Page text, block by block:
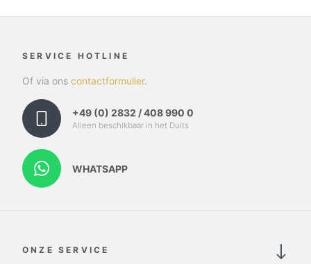
SERVICE HOTLINE
Of via ons contactformulier.
+49 (0) 2832 / 408 990 0
Alleen beschikbaar in het Duits
WHATSAPP
ONZE SERVICE